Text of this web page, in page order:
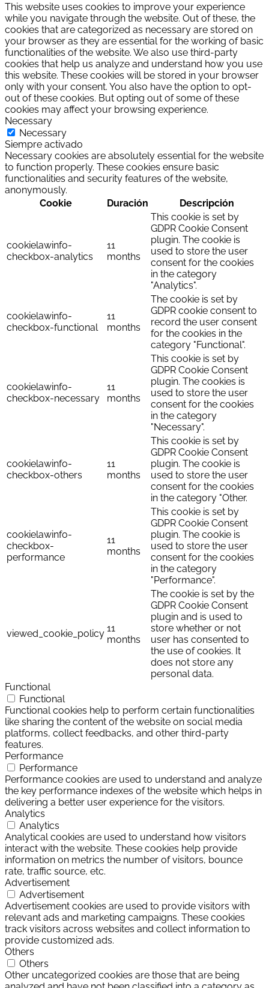
This website uses cookies to improve your experience
while you navigate through the website. Out of these, the
cookies that are categorized as necessary are stored on
your browser as they are essential for the working of basic
functionalities of the website. We also use third-party
cookies that help us analyze and understand how you use
this website. These cookies will be stored in your browser
only with your consent. You also have the option to opt-
out of these cookies. But opting out of some of these
cookies may affect your browsing experience.
Necessary
Necessary
Siempre activado
Necessary cookies are absolutely essential for the website
to function properly. These cookies ensure basic
functionalities and security features of the website,
anonymously.
Cookie
Duración Descripción
cookielawinfo-
checkbox-analytics
11
months
This cookie is set by
GDPR Cookie Consent
plugin. The cookie is
used to store the user
consent for the cookies
in the category
"Analytics".
cookielawinfo-
checkbox-functional
11
months
The cookie is set by
GDPR cookie consent to
record the user consent
for the cookies in the
category "Functional".
cookielawinfo-
checkbox-necessary
11
months
This cookie is set by
GDPR Cookie Consent
plugin. The cookies is
used to store the user
consent for the cookies
in the category
"Necessary".
cookielawinfo-
checkbox-others
11
months
This cookie is set by
GDPR Cookie Consent
plugin. The cookie is
used to store the user
consent for the cookies
in the category "Other.
cookielawinfo-
checkbox-
performance
11
months
This cookie is set by
GDPR Cookie Consent
plugin. The cookie is
used to store the user
consent for the cookies
in the category
"Performance".
viewed_cookie_policy 11
months
The cookie is set by the
GDPR Cookie Consent
plugin and is used to
store whether or not
user has consented to
the use of cookies. It
does not store any
personal data.
Functional
Functional
Functional cookies help to perform certain functionalities
like sharing the content of the website on social media
platforms, collect feedbacks, and other third-party
features.
Performance
Performance
Performance cookies are used to understand and analyze
the key performance indexes of the website which helps in
delivering a better user experience for the visitors.
Analytics
Analytics
Analytical cookies are used to understand how visitors
interact with the website. These cookies help provide
information on metrics the number of visitors, bounce
rate, traffic source, etc.
Advertisement
Advertisement
Advertisement cookies are used to provide visitors with
relevant ads and marketing campaigns. These cookies
track visitors across websites and collect information to
provide customized ads.
Others
Others
Other uncategorized cookies are those that are being